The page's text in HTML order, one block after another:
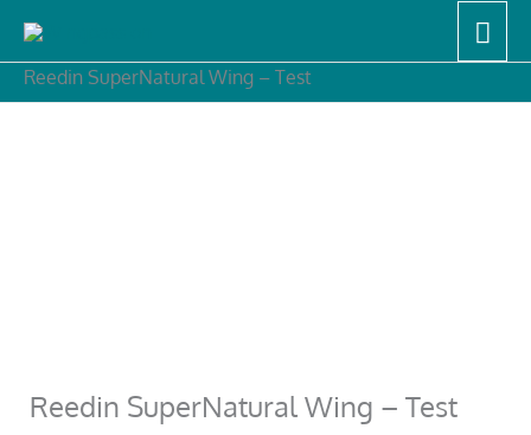
springen
Start
Reedin SuperNatural Wing – Test
Reedin SuperNatural Wing – Test